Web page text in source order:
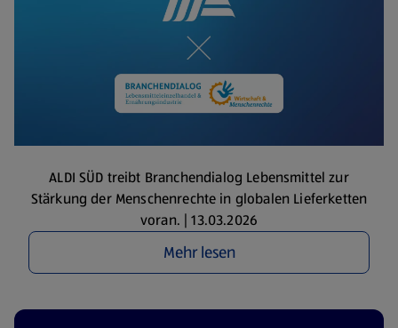
ALDI SÜD treibt Branchendialog Lebensmittel zur
Stärkung der Menschenrechte in globalen Lieferketten
voran. | 13.03.2026
Mehr lesen